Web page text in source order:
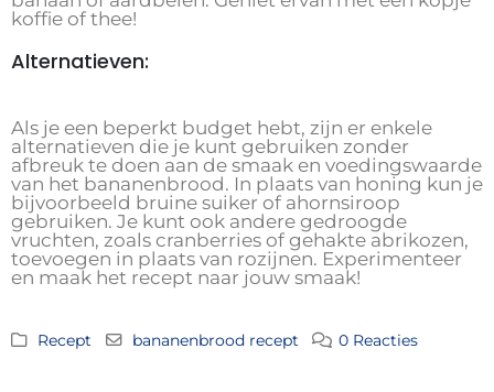
koffie of thee!
Alternatieven:
Als je een beperkt budget hebt, zijn er enkele
alternatieven die je kunt gebruiken zonder
afbreuk te doen aan de smaak en voedingswaarde
van het bananenbrood. In plaats van honing kun je
bijvoorbeeld bruine suiker of ahornsiroop
gebruiken. Je kunt ook andere gedroogde
vruchten, zoals cranberries of gehakte abrikozen,
toevoegen in plaats van rozijnen. Experimenteer
en maak het recept naar jouw smaak!
Recept bananenbrood recept 0 Reacties